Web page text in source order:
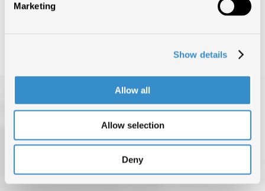
Marketing
Show details
Allow all
Allow selection
Deny
TOP OF THE MUSIC